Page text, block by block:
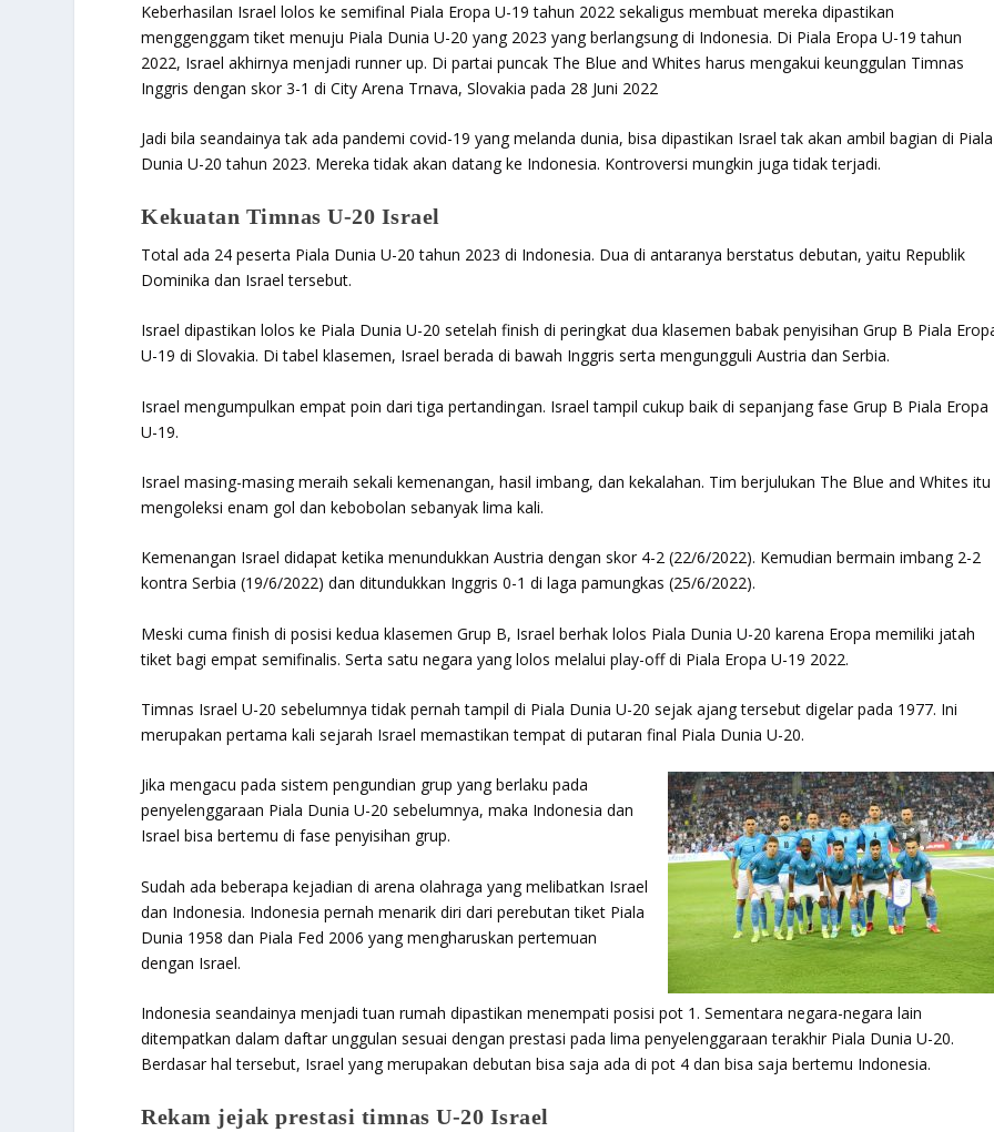
Keberhasilan Israel lolos ke semifinal Piala Eropa U-19 tahun 2022 sekaligus membuat mereka dipastikan
menggenggam tiket menuju Piala Dunia U-20 yang 2023 yang berlangsung di Indonesia. Di Piala Eropa U-19 tahun
2022, Israel akhirnya menjadi runner up. Di partai puncak The Blue and Whites harus mengakui keunggulan Timnas
Inggris dengan skor 3-1 di City Arena Trnava, Slovakia pada 28 Juni 2022
Jadi bila seandainya tak ada pandemi covid-19 yang melanda dunia, bisa dipastikan Israel tak akan ambil bagian di Piala
Dunia U-20 tahun 2023. Mereka tidak akan datang ke Indonesia. Kontroversi mungkin juga tidak terjadi.
Kekuatan Timnas U-20 Israel
Total ada 24 peserta Piala Dunia U-20 tahun 2023 di Indonesia. Dua di antaranya berstatus debutan, yaitu Republik
Dominika dan Israel tersebut.
Israel dipastikan lolos ke Piala Dunia U-20 setelah finish di peringkat dua klasemen babak penyisihan Grup B Piala
U-19 di Slovakia. Di tabel klasemen, Israel berada di bawah Inggris serta mengungguli Austria dan Serbia.
Israel mengumpulkan empat poin dari tiga pertandingan. Israel tampil cukup baik di sepanjang fase Grup B Piala Eropa
U-19.
Israel masing-masing meraih sekali kemenangan, hasil imbang, dan kekalahan. Tim berjulukan The Blue and Whites itu
mengoleksi enam gol dan kebobolan sebanyak lima kali.
Kemenangan Israel didapat ketika menundukkan Austria dengan skor 4-2 (22/6/2022). Kemudian bermain imbang 2-2
kontra Serbia (19/6/2022) dan ditundukkan Inggris 0-1 di laga pamungkas (25/6/2022).
Meski cuma finish di posisi kedua klasemen Grup B, Israel berhak lolos Piala Dunia U-20 karena Eropa memiliki jatah
tiket bagi empat semifinalis. Serta satu negara yang lolos melalui play-off di Piala Eropa U-19 2022.
Timnas Israel U-20 sebelumnya tidak pernah tampil di Piala Dunia U-20 sejak ajang tersebut digelar pada 1977. Ini
merupakan pertama kali sejarah Israel memastikan tempat di putaran final Piala Dunia U-20.
Jika mengacu pada sistem pengundian grup yang berlaku pada
penyelenggaraan Piala Dunia U-20 sebelumnya, maka Indonesia dan
Israel bisa bertemu di fase penyisihan grup.
Sudah ada beberapa kejadian di arena olahraga yang melibatkan Israel
dan Indonesia. Indonesia pernah menarik diri dari perebutan tiket Piala
Dunia 1958 dan Piala Fed 2006 yang mengharuskan pertemuan
dengan Israel.
Indonesia seandainya menjadi tuan rumah dipastikan menempati posisi pot 1. Sementara negara-negara lain
ditempatkan dalam daftar unggulan sesuai dengan prestasi pada lima penyelenggaraan terakhir Piala Dunia U-20.
Berdasar hal tersebut, Israel yang merupakan debutan bisa saja ada di pot 4 dan bisa saja bertemu Indonesia.
Rekam jejak prestasi timnas U-20 Israel